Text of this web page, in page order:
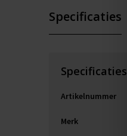
Specificaties
Specificaties
Artikelnummer
Merk